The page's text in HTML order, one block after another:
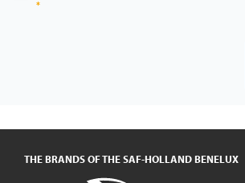
*
THE BRANDS OF THE SAF-HOLLAND BENELUX